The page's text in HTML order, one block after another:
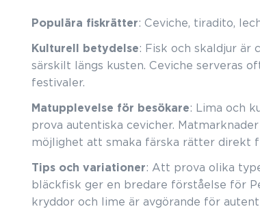
Populära fiskrätter: Ceviche, tiradito,
Kulturell betydelse: Fisk och skaldjur är
särskilt längs kusten. Ceviche serveras
festivaler.
Matupplevelse för besökare: Lima och
prova autentiska cevicher.
möjlighet att smaka färska rätter direkt
Tips och variationer: Att prova olika
bläckfisk ger en bredare förståelse för
kryddor och lime är avgörande för